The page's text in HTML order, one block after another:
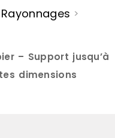
Rayonnages >
– Support jusqu’à
dimensions